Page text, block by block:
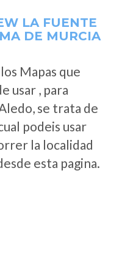
LA FUENTE
DE MURCIA
Mapas que
usar , para
se trata de
podeis usar
la localidad
esta pagina.